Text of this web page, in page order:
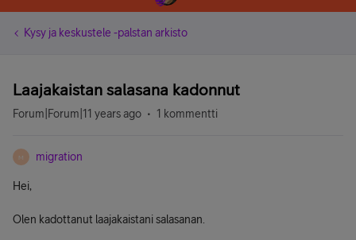
Kysy ja keskustele -palstan arkisto
Laajakaistan salasana kadonnut
Forum|Forum|11 years ago 1 kommentti
M migration
Hei,
Olen kadottanut laajakaistani salasanan.